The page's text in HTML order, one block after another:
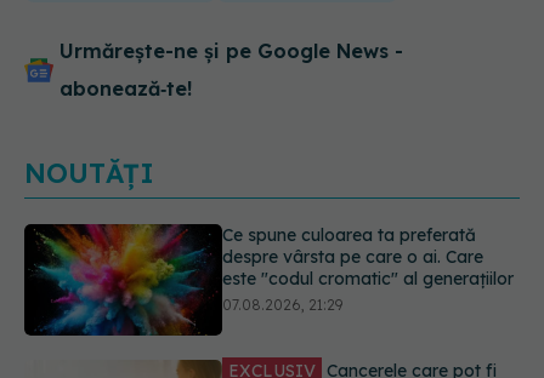
Urmărește-ne și pe Google News -
abonează‑te!
NOUTĂȚI
EXCLUSIV Cancerele care pot fi
prevenite. Dr. Sorin Bogdan
(SANADOR): Au metode de